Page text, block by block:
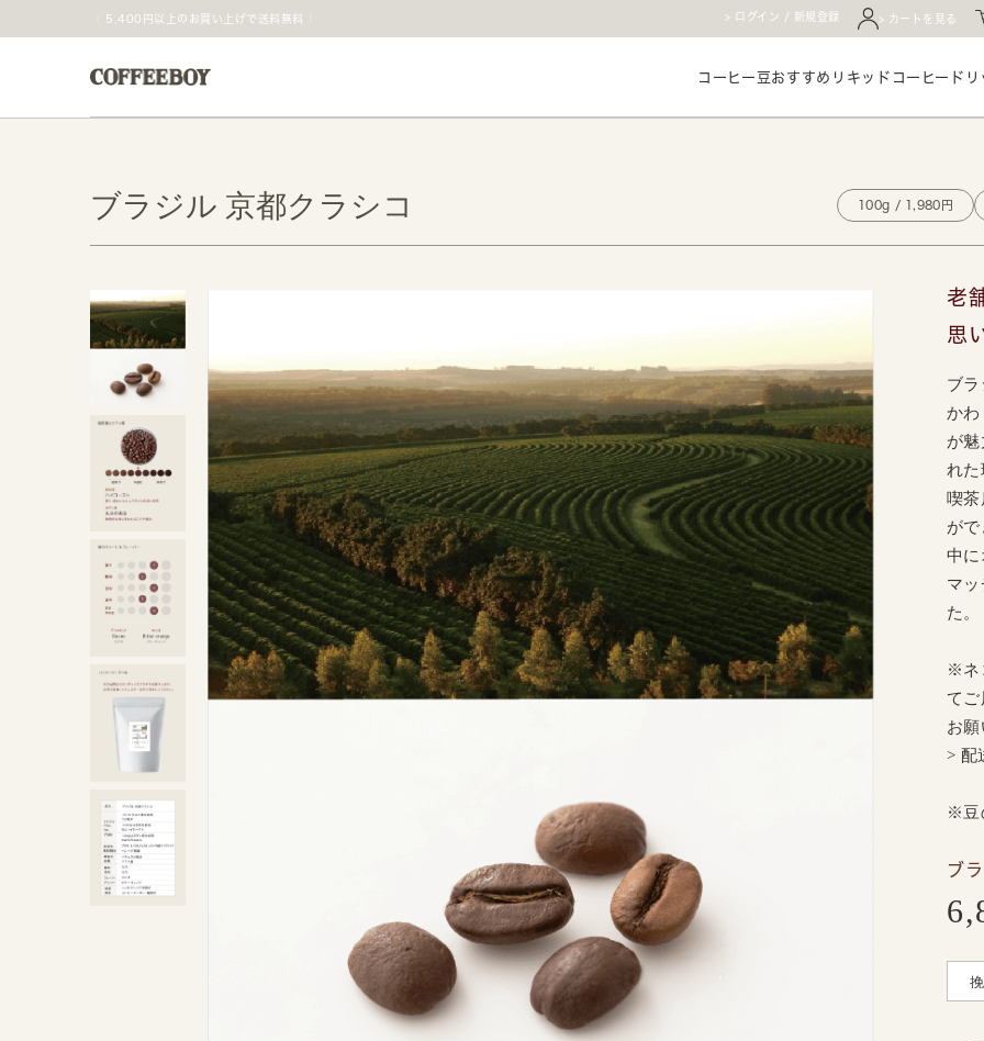
5,400円以上のお買い上げで送料無料 ログイン / 新規登録 カートを見る
コーヒー豆おすすめ リキッドコーヒー ド
ブラジル 京都クラシコ 100g / 1,980円
老
思
ブ
かわ
が
れ
喫
が
中に
マ
た。
※ネ
てご
お願
> 配
※豆
ブ